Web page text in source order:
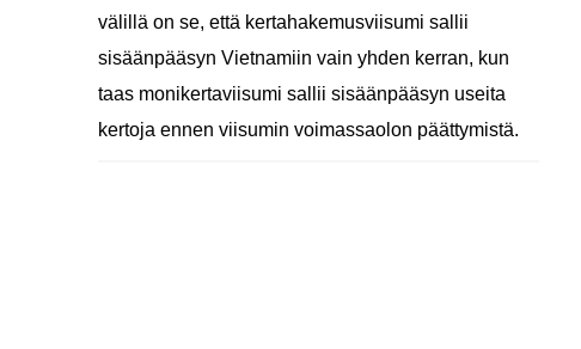
välillä on se, että kertahakemusviisumi sallii
sisäänpääsyn Vietnamiin vain yhden kerran, kun
taas monikertaviisumi sallii sisäänpääsyn useita
kertoja ennen viisumin voimassaolon päättymistä.